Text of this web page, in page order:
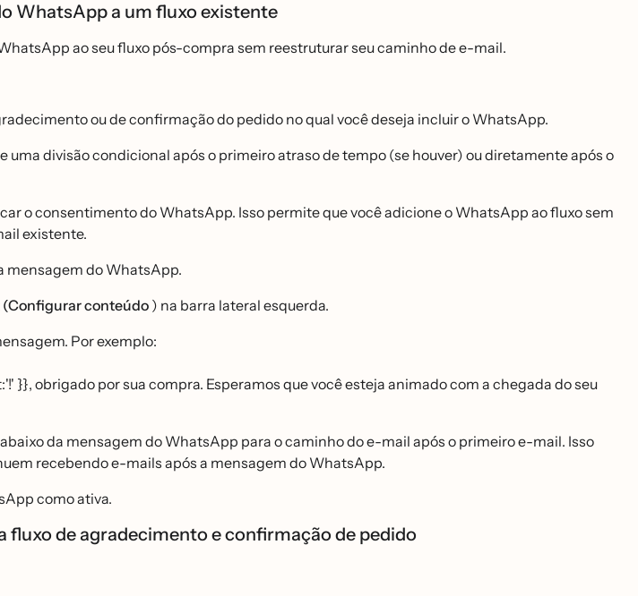
WhatsApp a um fluxo existente
ao seu fluxo pós-compra sem reestruturar seu caminho de e-mail.
ou de confirmação do pedido no qual você deseja incluir o WhatsApp.
uma divisão condicional após o primeiro atraso de tempo (se houver) ou diretamente após o
o consentimento do WhatsApp. Isso permite que você adicione o WhatsApp ao fluxo sem
existente.
mensagem do WhatsApp.
conteúdo) na barra lateral esquerda.
Por exemplo:
}}, obrigado por sua compra. Esperamos que você esteja animado com a chegada do seu
da mensagem do WhatsApp para o caminho do e-mail após o primeiro e-mail. Isso
recebendo e-mails após a mensagem do WhatsApp.
como ativa.
fluxo de agradecimento e confirmação de pedido